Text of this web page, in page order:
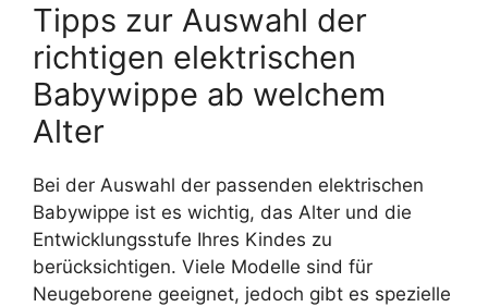
Tipps zur Auswahl der
richtigen elektrischen
Babywippe ab welchem
Alter
Bei der Auswahl der passenden elektrischen
Babywippe ist es wichtig, das Alter und die
Entwicklungsstufe Ihres Kindes zu
berücksichtigen. Viele Modelle sind für
Neugeborene geeignet, jedoch gibt es spezielle